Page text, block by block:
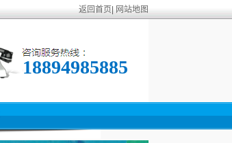
返回首页 网站地图
18894985885